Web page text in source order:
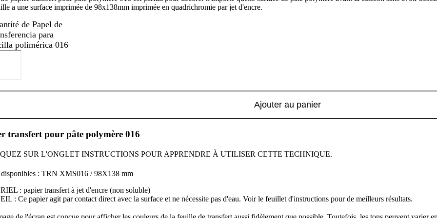
a une surface imprimée de 98x138mm imprimée en quadrichromie par jet d'encre.
de Papel de
para
polimérica 016
Ajouter au panier
transfert pour pâte polymère 016
SUR L'ONGLET INSTRUCTIONS POUR APPRENDRE À UTILISER CETTE TECHNIQUE.
disponibles : TRN XMS016 / 98X138 mm
: papier transfert à jet d'encre (non soluble)
: Ce papier agit par contact direct avec la surface et ne nécessite pas d'eau. Voir le feuillet d'instructions pour de meilleurs résultats.